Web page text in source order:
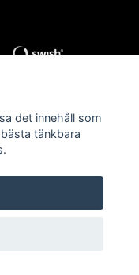
det innehåll som
tänkbara